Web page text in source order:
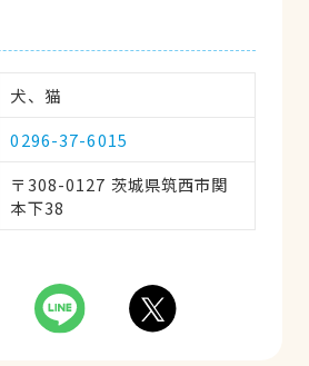
犬、猫
0296-37-6015
〒308-0127 茨城県筑西市関
本下38